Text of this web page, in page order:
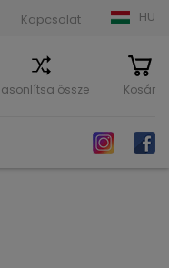
Kapcsolat HU
össze Kosár